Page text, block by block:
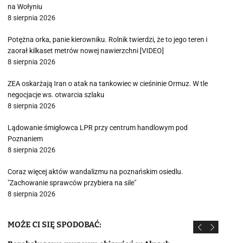
na Wołyniu
8 sierpnia 2026
Potężna orka, panie kierowniku. Rolnik twierdzi, że to jego teren i
zaorał kilkaset metrów nowej nawierzchni [VIDEO]
8 sierpnia 2026
ZEA oskarżają Iran o atak na tankowiec w cieśninie Ormuz. W tle
negocjacje ws. otwarcia szlaku
8 sierpnia 2026
Lądowanie śmigłowca LPR przy centrum handlowym pod
Poznaniem
8 sierpnia 2026
Coraz więcej aktów wandalizmu na poznańskim osiedlu.
"Zachowanie sprawców przybiera na sile"
8 sierpnia 2026
MOŻE CI SIĘ SPODOBAĆ: